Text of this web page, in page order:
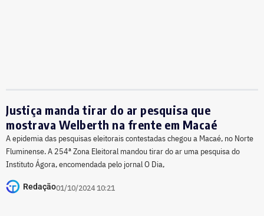
Justiça manda tirar do ar pesquisa que
mostrava Welberth na frente em Macaé
A epidemia das pesquisas eleitorais contestadas chegou a Macaé, no Norte
Fluminense. A 254ª Zona Eleitoral mandou tirar do ar uma pesquisa do
Instituto Ágora, encomendada pelo jornal O Dia,
Redação01/10/2024 10:21